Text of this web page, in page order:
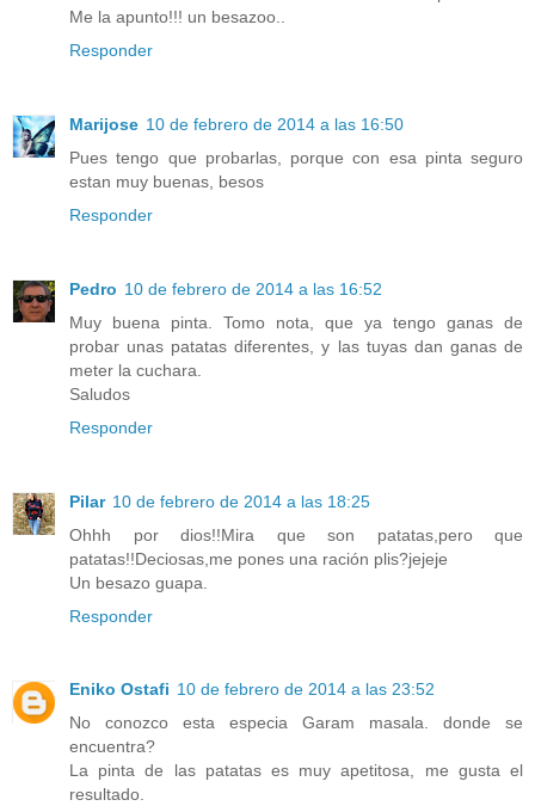
Me la apunto!!! un besazoo..
Responder
Marijose 10 de febrero de 2014 a las 16:50
Pues tengo que probarlas, porque con esa pinta seguro
estan muy buenas, besos
Responder
Pedro 10 de febrero de 2014 a las 16:52
Muy buena pinta. Tomo nota, que ya tengo ganas de
probar unas patatas diferentes, y las tuyas dan ganas de
meter la cuchara.
Saludos
Responder
Pilar 10 de febrero de 2014 a las 18:25
Ohhh por dios!!Mira que son patatas,pero que
patatas!!Deciosas,me pones una ración plis?jejeje
Un besazo guapa.
Responder
Eniko Ostafi 10 de febrero de 2014 a las 23:52
No conozco esta especia Garam masala. donde se
encuentra?
La pinta de las patatas es muy apetitosa, me gusta el
resultado.